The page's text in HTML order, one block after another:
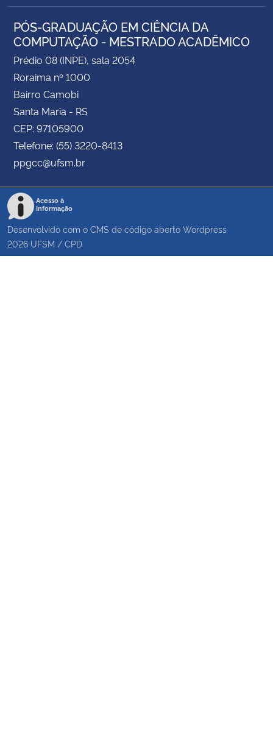
PÓS-GRADUAÇÃO EM CIÊNCIA DA
COMPUTAÇÃO - MESTRADO ACADÊMICO
Prédio 08 (INPE), sala 2054
Roraima nº 1000
Bairro Camobi
Santa Maria - RS
CEP: 97105900
Telefone: (55) 3220-8413
ppgcc@ufsm.br
Acesso à
Informação
Desenvolvido com o CMS de código aberto Wordpress
2026 UFSM / CPD